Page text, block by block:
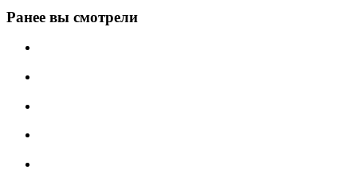
Ранее вы смотрели